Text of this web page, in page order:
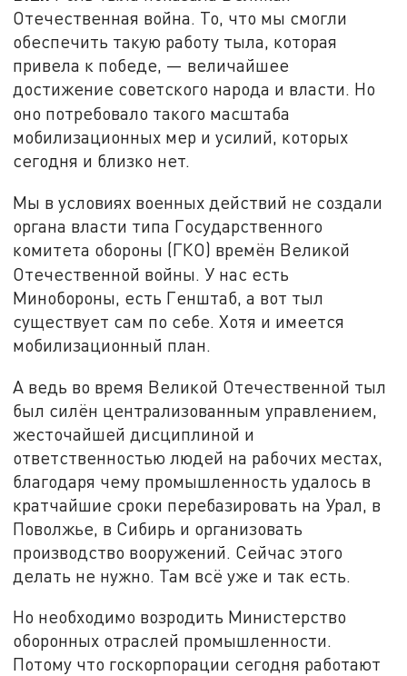
Отечественная война. То, что мы смогли
обеспечить такую работу тыла, которая
привела к победе, — величайшее
достижение советского народа и власти. Но
оно потребовало такого масштаба
мобилизационных мер и усилий, которых
сегодня и близко нет.
Мы в условиях военных действий не создали
органа власти типа Государственного
комитета обороны (ГКО) времён Великой
Отечественной войны. У нас есть
Минобороны, есть Генштаб, а вот тыл
существует сам по себе. Хотя и имеется
мобилизационный план.
А ведь во время Великой Отечественной тыл
был силён централизованным управлением,
жесточайшей дисциплиной и
ответственностью людей на рабочих местах,
благодаря чему промышленность удалось в
кратчайшие сроки перебазировать на Урал, в
Поволжье, в Сибирь и организовать
производство вооружений. Сейчас этого
делать не нужно. Там всё уже и так есть.
Но необходимо возродить Министерство
оборонных отраслей промышленности.
Потому что госкорпорации сегодня работают